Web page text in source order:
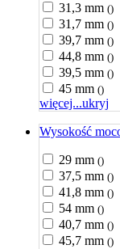
31,3 mm ()
31,7 mm ()
39,7 mm ()
44,8 mm ()
39,5 mm ()
45 mm ()
więcej...ukryj
Wysokość
29 mm ()
37,5 mm ()
41,8 mm ()
54 mm ()
40,7 mm ()
45,7 mm ()